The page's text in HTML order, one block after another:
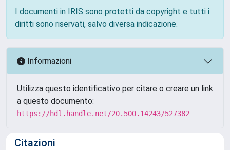
I documenti in IRIS sono protetti da copyright e tutti i
diritti sono riservati, salvo diversa indicazione.
Informazioni
Utilizza questo identificativo per citare o creare un link
a questo documento:
https://hdl.handle.net/20.500.14243/527382
Citazioni